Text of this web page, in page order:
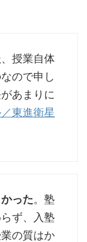
、授業自体
ので申し
あまりに
東進衛星
った。塾
ず、入塾
の質はか